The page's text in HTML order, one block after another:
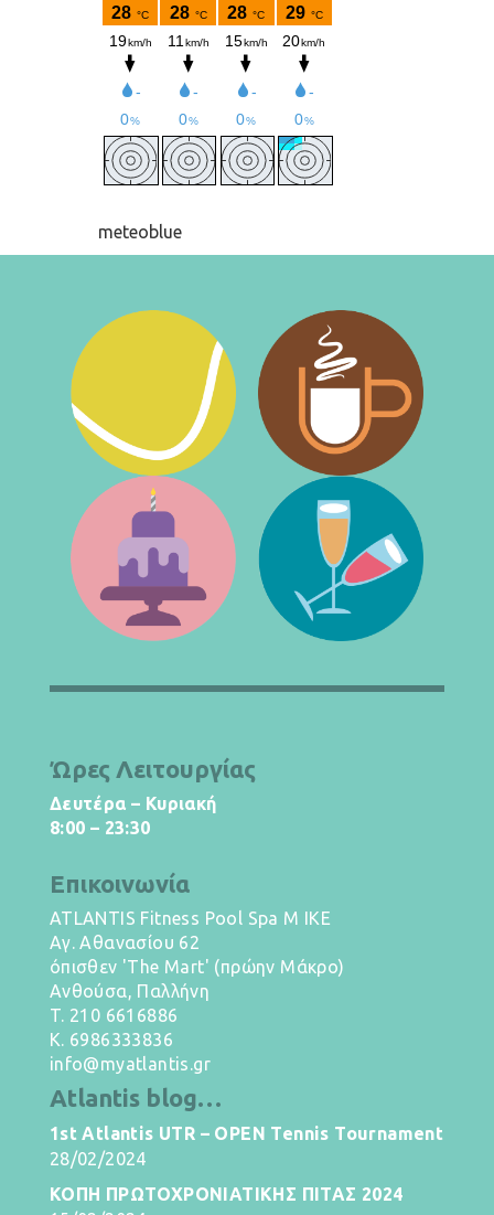
meteoblue
Ώρες Λειτουργίας
Δευτέρα – Κυριακή
8:00 – 23:30
Επικοινωνία
ATLANTIS Fitness Pool Spa M IKE
Αγ. Αθανασίου 62
όπισθεν 'The Mart' (πρώην Μάκρο)
Ανθούσα, Παλλήνη
T. 210 6616886
K. 6986333836
info@myatlantis.gr
Atlantis blog…
1st Atlantis UTR – OPEN Tennis Tournament
28/02/2024
ΚΟΠΗ ΠΡΩΤΟΧΡΟΝΙΑΤΙΚΗΣ ΠΙΤΑΣ 2024